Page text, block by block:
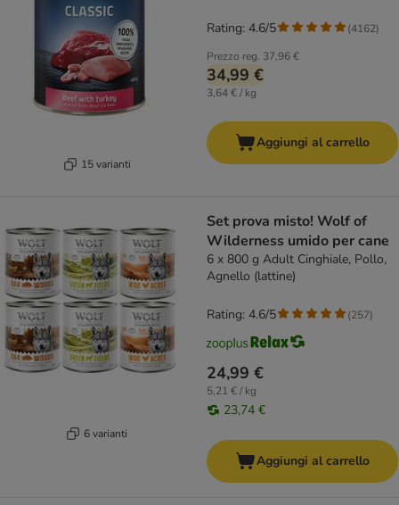
15 varianti
Prezzo reg. 37,96 €
34,99 €
3,64 € / kg
Rating: 4.6/5 (4162)
Aggiungi al carrello
6 varianti
Set prova misto! Wolf of
Wilderness umido per cane
6 x 800 g Adult Cinghiale, Pollo,
Agnello (lattine)
24,99 €
5,21 € / kg
23,74 €
Rating: 4.6/5 (257)
Aggiungi al carrello